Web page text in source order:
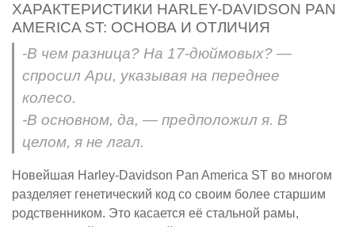
ХАРАКТЕРИСТИКИ HARLEY-DAVIDSON PAN
AMERICA ST: ОСНОВА И ОТЛИЧИЯ
-В чем разница? На 17-дюймовых? —
спросил Ари, указывая на переднее
колесо.
-В основном, да, — предположил я. В
целом, я не лгал.
Новейшая Harley-Davidson Pan America ST во многом
разделяет генетический код со своим более старшим
родственником. Это касается её стальной рамы,